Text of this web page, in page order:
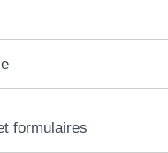
formulaires